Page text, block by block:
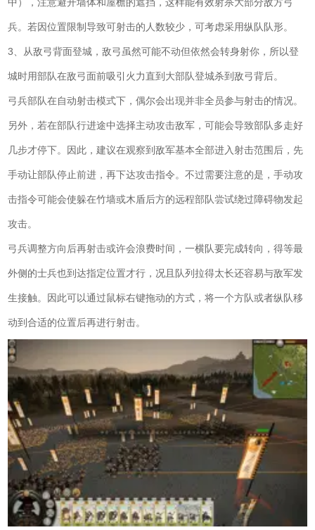
兵。若因位置限制导致可射击的人数较少，可考虑采用纵队队形。
3、从敌弓背面登城，敌弓虽然可能不动但依然会转身射你，所以登
城时用部队在敌弓面前吸引火力直到大部队登城杀到敌弓背后。
弓兵部队在自动射击模式下，偶尔会出现并非全员参与射击的情况。
另外，若在部队行进途中选择主动攻击敌军，可能会导致部队多走好
几步才停下。因此，建议在观察到敌军基本全部进入射击范围后，先
手动让部队停止前进，再下达攻击指令。不过需要注意的是，手动攻
击指令可能会使躲在竹墙或木盾后方的远程部队尝试绕过障碍物发起
攻击。
弓兵调整方向后再射击或许会浪费时间，一横队要完成转向，得等最
外侧的士兵也到达指定位置才行，况且队列拉得太长还容易与敌军发
生接触。因此可以通过鼠标右键拖动的方式，将一个方队或者纵队移
动到合适的位置后再进行射击。